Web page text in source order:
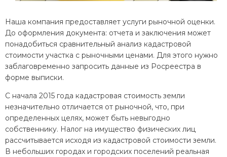
Наша компания предоставляет услуги рыночной оценки.
До оформления документа: отчета и заключения может
понадобиться сравнительный анализ кадастровой
стоимости участка с рыночными ценами. Для этого нужно
заблаговременно запросить данные из Росреестра в
форме выписки.
С начала 2015 года кадастровая стоимость земли
незначительно отличается от рыночной, что, при
определенных целях, может быть невыгодно
собственнику. Налог на имущество физических лиц
рассчитывается исходя из кадастровой стоимости земли.
В небольших городах и городских поселений реальная